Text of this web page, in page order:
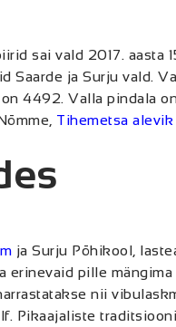
sai vald 2017. aasta
Saarde ja Surju vald.
4492. Valla pindala
Tihemetsa alevik
ja Surju Põhikool,
erinevaid pille
nii
Pikaajaliste